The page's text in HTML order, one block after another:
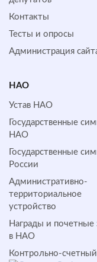
Контакты
Тесты и опросы
Администрация
НАО
Устав НАО
Государственные
НАО
Государственные
России
Административно-
территориальное
устройство
Награды и почетные
в НАО
Контрольно-